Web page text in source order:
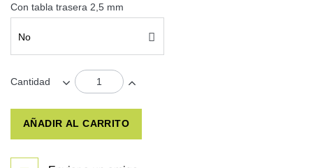
Con tabla trasera 2,5 mm
No
Cantidad
AÑADIR AL CARRITO